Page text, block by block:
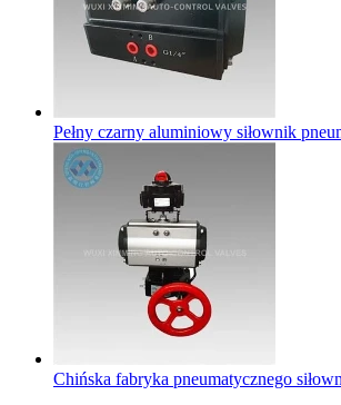
Pełny czarny aluminiowy siłownik
Chińska fabryka pneumatycznego